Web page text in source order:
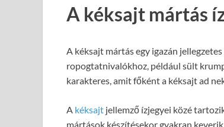
A kéksajt mártás
A kéksajt mártás egy igazán
ropogtatnivalókhoz, például sült
karakteres, amit főként a kéksajt ad
A kéksajt jellemző ízjegyei közé
mártások készítésekor gyakran